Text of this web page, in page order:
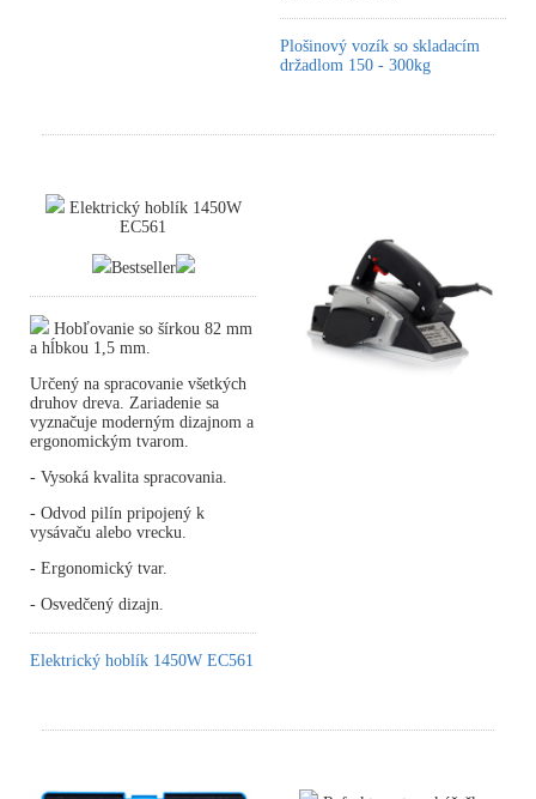
Plošinový vozík so skladacím
držadlom 150 - 300kg
Elektrický hoblík 1450W
EC561
Bestseller
Hobľovanie so šírkou 82 mm
a hĺbkou 1,5 mm.
Určený na spracovanie všetkých
druhov dreva. Zariadenie sa
vyznačuje moderným dizajnom a
ergonomickým tvarom.
- Vysoká kvalita spracovania.
- Odvod pilín pripojený k
vysávaču alebo vrecku.
- Ergonomický tvar.
- Osvedčený dizajn.
Elektrický hoblík 1450W EC561